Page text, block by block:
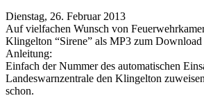
Dienstag, 26. Februar 2013
Auf vielfachen Wunsch von
Klingelton “Sirene” als MP3 zum Download
Anleitung:
Einfach der Nummer des automatischen
Landeswarnzentrale den Klingelton
schon.